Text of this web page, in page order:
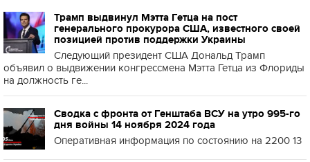
Трамп выдвинул Мэтта Гетца на пост
генерального прокурора США, известного своей
позицией против поддержки Украины
Следующий президент США Дональд Трамп
объявил о выдвижении конгрессмена Мэтта Гетца из Флориды
на должность ге...
Сводка с фронта от Генштаба ВСУ на утро 995-го
дня войны 14 ноября 2024 года
Оперативная информация по состоянию на 2200 13